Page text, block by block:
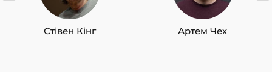
Стівен Кінг Артем Чех